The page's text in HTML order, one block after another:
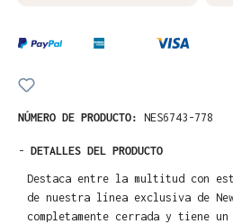
NÚMERO DE PRODUCTO: NES6743-778
- DETALLES DEL PRODUCTO
Destaca entre la multitud con
de nuestra línea exclusiva de
completamente cerrada y tiene